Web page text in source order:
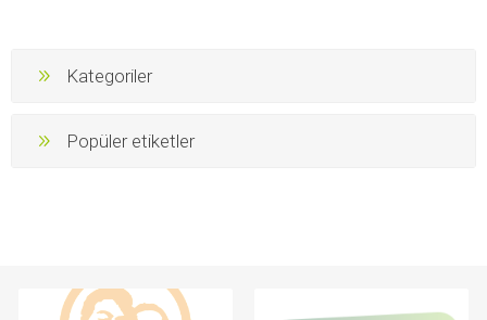
Kategoriler
Popüler etiketler